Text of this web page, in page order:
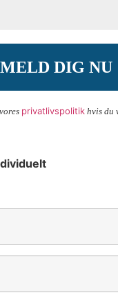
privatlivspolitik hvis du